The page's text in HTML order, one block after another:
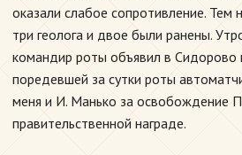
оказали слабое сопротивление. Тем
три геолога и двое были ранены.
командир роты объявил в Сидорово
поредевшей за сутки роты
меня и И. Манько за освобождение
правительственной награде.